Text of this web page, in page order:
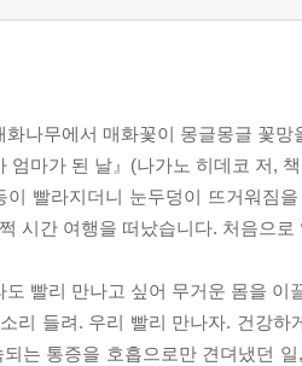
림책 읽어드릴까요?
잘 헤아려주는 책이야!
안녕』 보던 아기, 중학생 됐어요
고른 그림책 목록(2013~2016)
화나무에서 매화꽃이 몽글몽글 꽃
엄마가 된 날』(나가노 히데코 저,
이 빨라지더니 눈두덩이 뜨거워짐
시간 여행을 떠났습니다. 처음으
도 빨리 만나고 싶어 무거운 몸을 이
리 들려. 우리 빨리 만나자. 건강
되는 통증을 호흡으로만 견뎌냈던